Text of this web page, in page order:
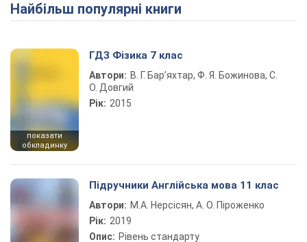
Найбільш популярні книги
показати
обкладинку
ГДЗ Фізика 7 клас
Автори: В. Г. Бар’яхтар, Ф. Я. Божинова, С.
О. Довгий
Рік: 2015
Підручники Англійська мова 11 клас
Автори: М.А. Нерсісян, А. О. Піроженко
Рік: 2019
Опис: Рівень стандарту